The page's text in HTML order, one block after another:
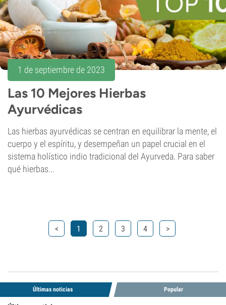
1 de septiembre de 2023
Las 10 Mejores Hierbas
Ayurvédicas
Las hierbas ayurvédicas se centran en equilibrar la mente, el
cuerpo y el espíritu, y desempeñan un papel crucial en el
sistema holístico indio tradicional del Ayurveda. Para saber
qué hierbas...
< 1 2 3 4 >
Últimas noticias Popular